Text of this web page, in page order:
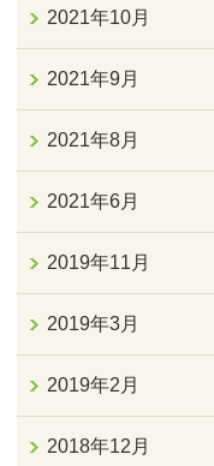
2021年10月
2021年9月
2021年8月
2021年6月
2019年11月
2019年3月
2019年2月
2018年12月